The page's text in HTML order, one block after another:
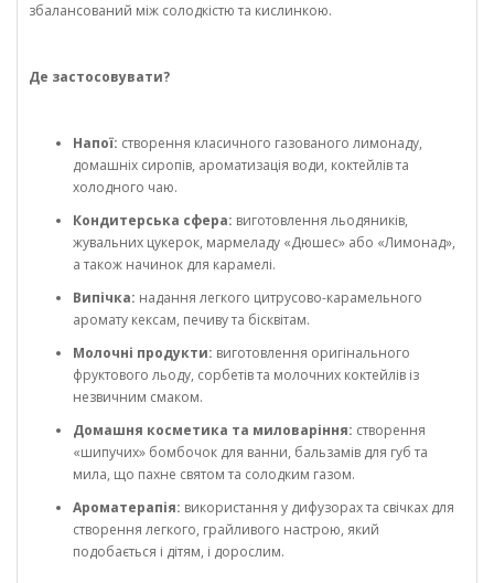
збалансований між солодкістю та кислинкою.
Де застосовувати?
Напої: створення класичного газованого лимонаду,
домашніх сиропів, ароматизація води, коктейлів та
холодного чаю.
Кондитерська сфера: виготовлення льодяників,
жувальних цукерок, мармеладу «Дюшес» або «Лимонад»,
а також начинок для карамелі.
Випічка: надання легкого цитрусово-карамельного
аромату кексам, печиву та бісквітам.
Молочні продукти: виготовлення оригінального
фруктового льоду, сорбетів та молочних коктейлів із
незвичним смаком.
Домашня косметика та миловаріння: створення
«шипучих» бомбочок для ванни, бальзамів для губ та
мила, що пахне святом та солодким газом.
Ароматерапія: використання у дифузорах та свічках для
створення легкого, грайливого настрою, який
подобається і дітям, і дорослим.